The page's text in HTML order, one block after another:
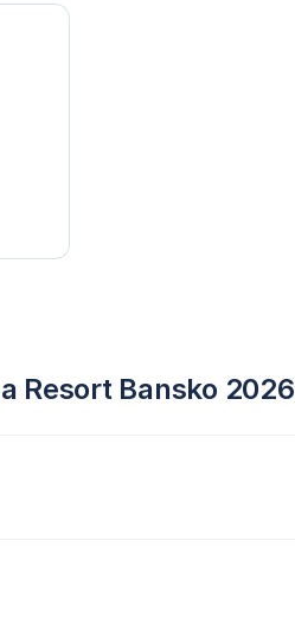
Resort Bansko 2026